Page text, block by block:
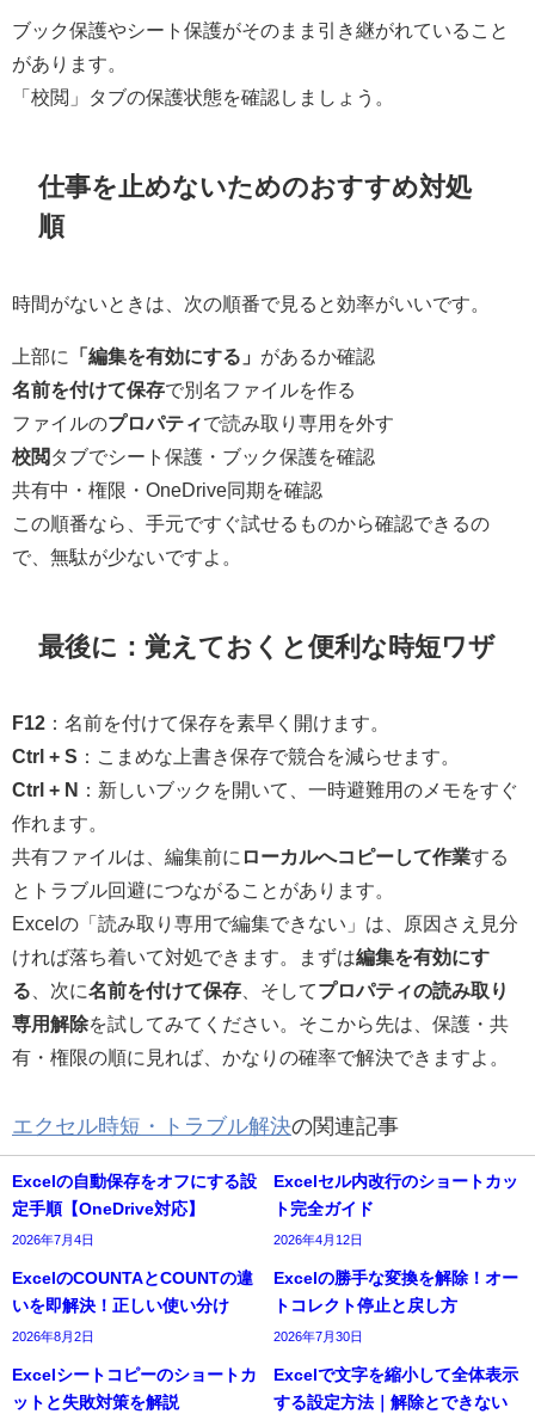
ブック保護やシート保護がそのまま引き継がれていること
があります。
「校閲」タブの保護状態を確認しましょう。
仕事を止めないためのおすすめ対処
順
時間がないときは、次の順番で見ると効率がいいです。
上部に 「編集を有効にする」 があるか確認
名前を付けて保存で別名ファイルを作る
ファイルのプロパティで読み取り専用を外す
校閲 タブでシート保護・ブック保護を確認
共有中・権限・OneDrive同期を確認
この順番なら、手元ですぐ試せるものから確認できるの
で、無駄が少ないですよ。
最後に：覚えておくと便利な時短ワザ
F12 ：名前を付けて保存を素早く開けます。
Ctrl + S ：こまめな上書き保存で競合を減らせます。
Ctrl + N
：新しいブックを開いて、一時避難用のメモをすぐ
作れます。
共有ファイルは、編集前に ローカルへコピーして作業する
とトラブル回避につながることがあります。
Excelの「読み取り専用で編集できない」は、原因さえ見分
ければ落ち着いて対処できます。まずは編集を有効にす
る 、次に名前を付けて保存 、そしてプロパティの読み取り
専用解除を試してみてください。そこから先は、保護・共
有・権限の順に見れば、かなりの確率で解決できますよ。
エクセル時短・トラブル解決の関連記事
Excelの自動保存をオフにする設
定手順【OneDrive対応】
2026年7月4日
Excelセル内改行のショートカッ
ト完全ガイド
2026年4月12日
ExcelのCOUNTAとCOUNTの違
いを即解決！正しい使い分け
2026年8月2日
Excelの勝手な変換を解除！オー
トコレクト停止と戻し方
2026年7月30日
Excelシートコピーのショートカ
ットと失敗対策を解説
Excelで文字を縮小して全体表示
する設定方法｜解除とできない